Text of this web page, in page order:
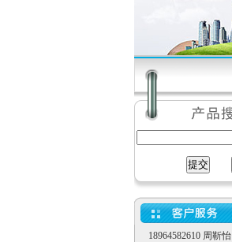
18964582610 周靳怡